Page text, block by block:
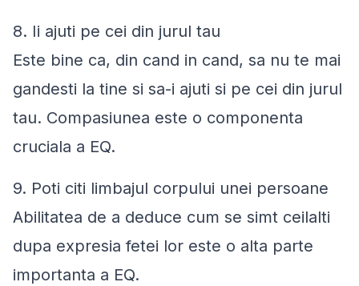
8. Ii ajuti pe cei din jurul tau
Este bine ca, din cand in cand, sa nu te mai
gandesti la tine si sa-i ajuti si pe cei din jurul
tau. Compasiunea este o componenta
cruciala a EQ.
9. Poti citi limbajul corpului unei persoane
Abilitatea de a deduce cum se simt ceilalti
dupa expresia fetei lor este o alta parte
importanta a EQ.